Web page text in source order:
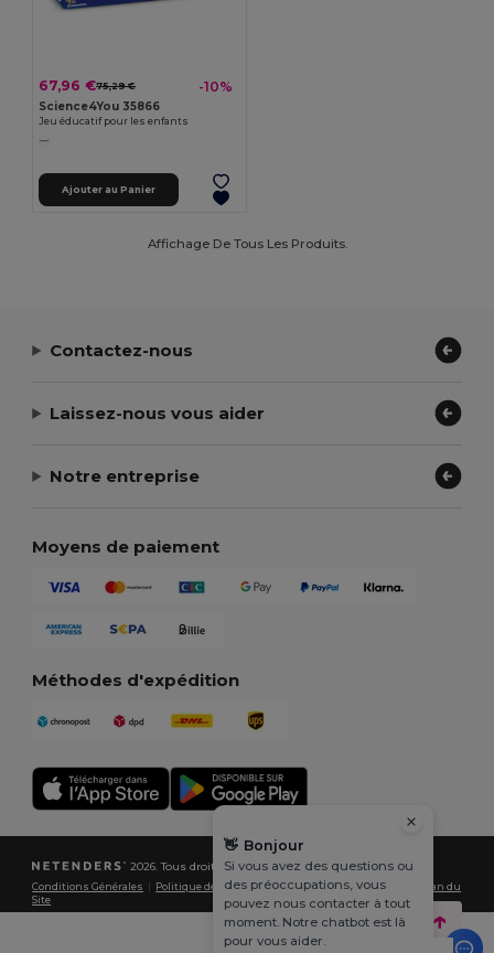
67,96 €75,29 € -10%
Science4You 35866
Jeu éducatif pour les enfants
Ajouter au Panier
Affichage De Tous Les Produits.
Contactez-nous
Laissez-nous vous aider
Notre entreprise
Moyens de paiement
Méthodes d'expédition
2026. Tous droits réservés
Conditions Générales Politique de Confidentialité |Politique de Cookies
Plan du
Site
👋 Bonjour
Si vous avez des questions ou
des préoccupations, vous
pouvez nous contacter à tout
moment. Notre chatbot est là
pour vous aider.